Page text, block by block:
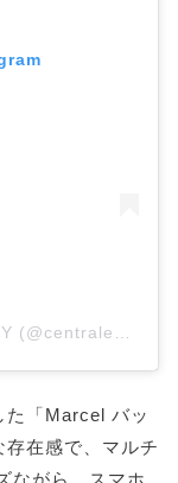
「Marcel バッ
在感で、マルチ
ながら、スマホ